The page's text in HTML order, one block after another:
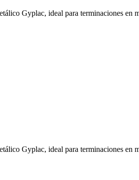
Gyplac, ideal para terminaciones en
Gyplac, ideal para terminaciones en